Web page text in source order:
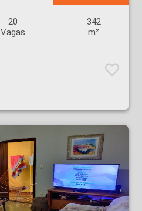
20
Vagas
342
m²